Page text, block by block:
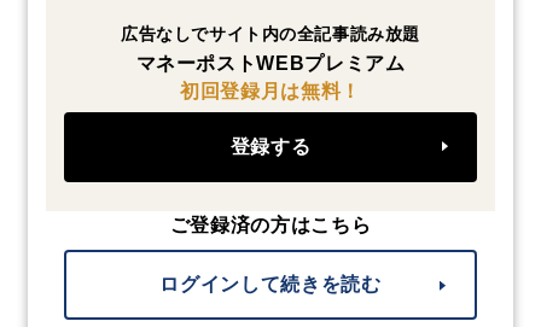
広告なしでサイト内の全記事読み放題
マネーポストWEBプレミアム
初回登録月は無料！
登録する
ご登録済の方はこちら
ログインして続きを読む